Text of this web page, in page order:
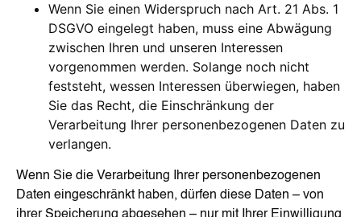
Wenn Sie einen Widerspruch nach Art. 21 Abs. 1
DSGVO eingelegt haben, muss eine Abwägung
zwischen Ihren und unseren Interessen
vorgenommen werden. Solange noch nicht
feststeht, wessen Interessen überwiegen, haben
Sie das Recht, die Einschränkung der
Verarbeitung Ihrer personenbezogenen Daten zu
verlangen.
Wenn Sie die Verarbeitung Ihrer personenbezogenen
Daten eingeschränkt haben, dürfen diese Daten – von